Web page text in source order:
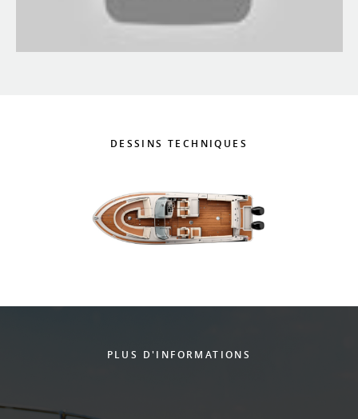
DESSINS TECHNIQUES
PLUS D'INFORMATIONS